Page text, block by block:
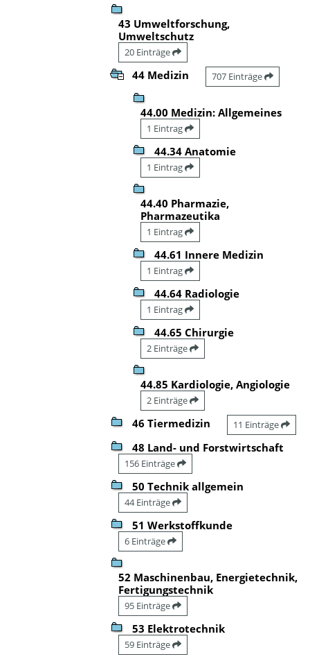
43 Umweltforschung,
Umweltschutz
20 Einträge
44 Medizin 707 Einträge
44.00 Medizin: Allgemeines
1 Eintrag
44.34 Anatomie
1 Eintrag
44.40 Pharmazie,
Pharmazeutika
1 Eintrag
44.61 Innere Medizin
1 Eintrag
44.64 Radiologie
1 Eintrag
44.65 Chirurgie
2 Einträge
44.85 Kardiologie, Angiologie
2 Einträge
46 Tiermedizin 11 Einträge
48 Land- und Forstwirtschaft
156 Einträge
50 Technik allgemein
44 Einträge
51 Werkstoffkunde
6 Einträge
52 Maschinenbau, Energietechnik,
Fertigungstechnik
95 Einträge
53 Elektrotechnik
59 Einträge